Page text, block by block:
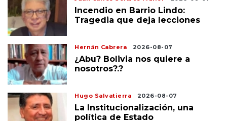
Incendio en Barrio Lindo:
Tragedia que deja lecciones
Hernán Cabrera 2026-08-07
¿Abu? Bolivia nos quiere a
nosotros?.?
Hugo Salvatierra 2026-08-07
La Institucionalización, una
política de Estado